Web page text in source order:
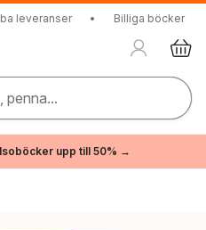
leveranser • Billiga böcker
penna...
upp till 50% →